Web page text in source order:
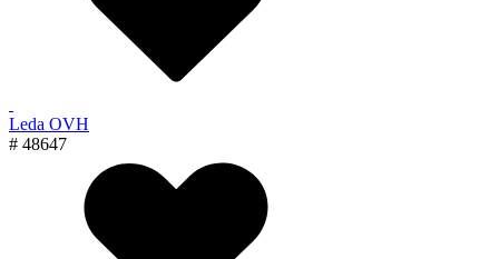
Leda OVH
# 48647